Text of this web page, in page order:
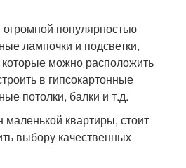
огромной популярностью
лампочки и подсветки,
можно расположить
в гипсокартонные
потолки, балки и т.д.
квартиры, стоит
выбору качественных